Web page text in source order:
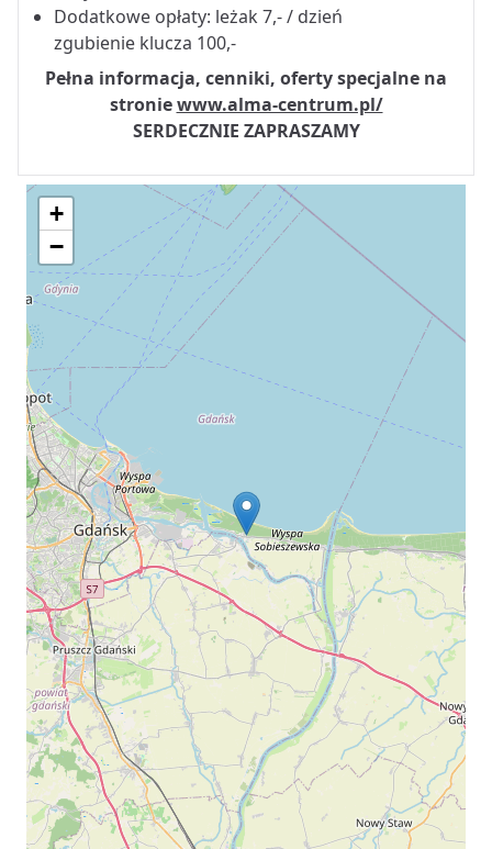
Dodatkowe opłaty: leżak 7,- / dzień
zgubienie klucza 100,-
Pełna informacja, cenniki, oferty specjalne na
stroniewww.alma-centrum.pl/
SERDECZNIE ZAPRASZAMY
+
−